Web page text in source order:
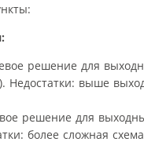
решение для
Недостатки: выше
решение для
более сложная